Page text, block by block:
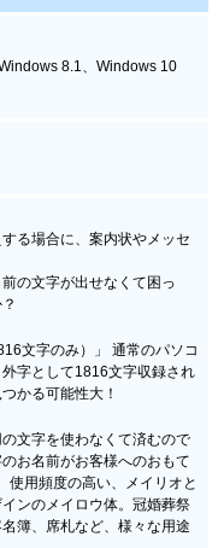
8.1、Windows 10
る場合に、案内状やメッセ
の文字が出せなくて困っ
文字のみ）」 通常のパソコ
字として1816文字収録され
かる可能性大！
文字を使わなくて済むので
お名前がお客様へのおもて
使用頻度の高い、メイリオと
ンのメイロウ体。冠婚葬祭
簿、席札など、様々な用途